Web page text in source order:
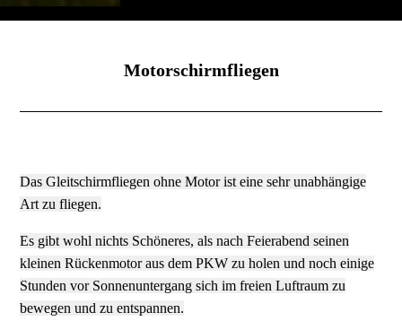
Motorschirmfliegen
Das Gleitschirmfliegen ohne Motor ist eine sehr unabhängige
Art zu fliegen.
Es gibt wohl nichts Schöneres, als nach Feierabend seinen
kleinen Rückenmotor aus dem PKW zu holen und noch einige
Stunden vor Sonnenuntergang sich im freien Luftraum zu
bewegen und zu entspannen.